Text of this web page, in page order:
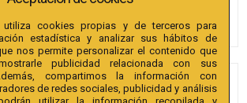
utiliza cookies propias y de terceros para
estadística y analizar sus hábitos de
nos permite personalizar el contenido que
publicidad relacionada con sus
compartimos la información con
de redes sociales, publicidad y análisis